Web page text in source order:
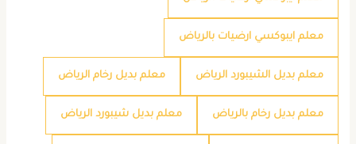
معلم ايبوكسي ارضيات بالرياض
معلم بديل الشيبورد الرياض معلم بديل رخام الرياض
معلم بديل رخام بالرياض معلم بديل شيبورد الرياض